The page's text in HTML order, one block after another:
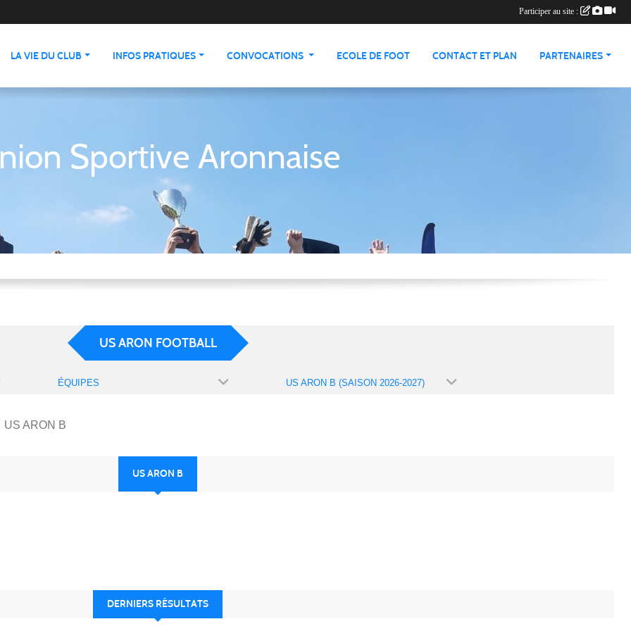
LA VIE DU CLUB INFOS PRATIQUES CONVOCATIONS ECOLE DE FOOT CONTACT ET PLAN PARTENAIRES
Sportive Aronnaise
US ARON FOOTBALL
ÉQUIPES US ARON B (SAISON 2026-2027)
US ARON B
US ARON B
DERNIERS RÉSULTATS
Participer au site :